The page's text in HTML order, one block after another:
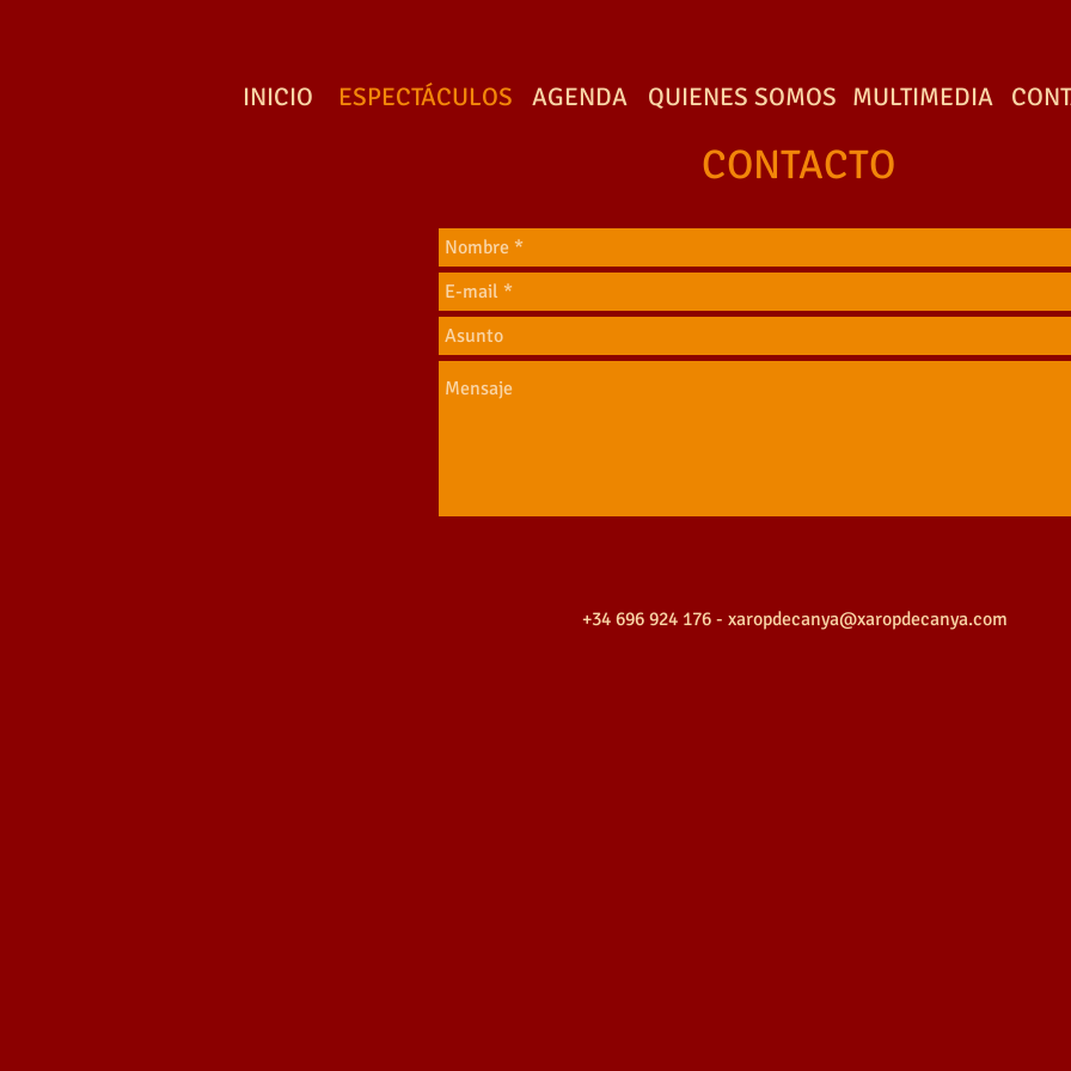
INICIO ESPECTÁCULOS AGENDA QUIENES SOMOS MULTIMEDIA
CONTACTO
+34 696 924 176 - xaropdecanya@xaropdecanya.com